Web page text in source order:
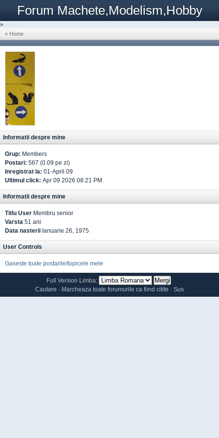
Forum Machete,Modelism,Hobby
»
« Home
Informatii despre mine
Grup: Members
Postari: 567 (0.09 pe zi)
Inregistrat la: 01-April 09
Ultimul click: Apr 09 2026 08:21 PM
Informatii despre mine
Titlu User Membru senior
Varsta 51 ani
Data nasterii Ianuarie 26, 1975
User Controls
Gaseste toate postarile/topicele mele
Full Version Limba:
Cautare · Marcheaza toate forumurile ca fiind citite · Sus